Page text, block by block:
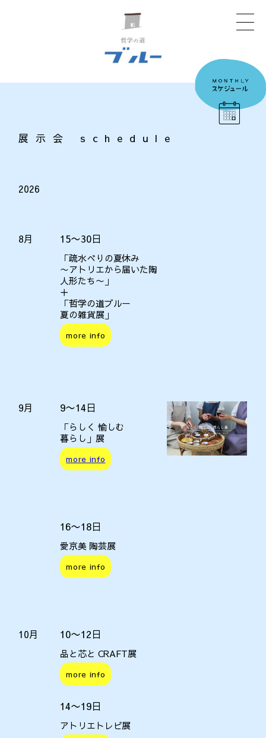
展示会 schedule
2026
8月 15〜30日
「疏水べりの夏休み
〜アトリエから届いた陶
人形たち〜」
＋
「哲学の道ブルー
夏の雑貨展」
more info
9月 9〜14日
「らしく 愉しむ
暮らし」展
more info
16〜18日
愛京美 陶芸展
more info
10月 10〜12日
品と芯と CRAFT展
more info
14〜19日
アトリエトレビ展